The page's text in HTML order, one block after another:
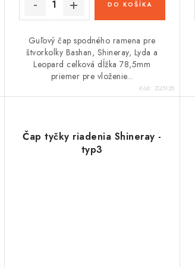
DO KOŠÍKA
Guľový čap spodného ramena pre
štvorkolky Bashan, Shineray, Lyda a
Leopard celková dĺžka 78,5mm
priemer pre vloženie...
Kód: ZQ5128
Čap tyčky riadenia Shineray -
typ3